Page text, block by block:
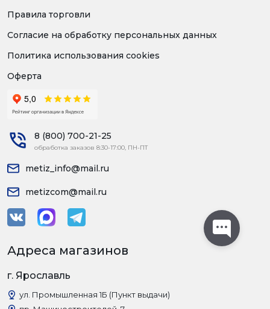
Правила торговли
Согласие на обработку персональных данных
Политика использования cookies
Оферта
8 (800) 700-21-25
обработка заказов 8:30-17:00, ПН-ПТ
metiz_info@mail.ru
metizcom@mail.ru
Адреса магазинов
г. Ярославль
ул. Промышленная 1Б (Пункт выдачи)